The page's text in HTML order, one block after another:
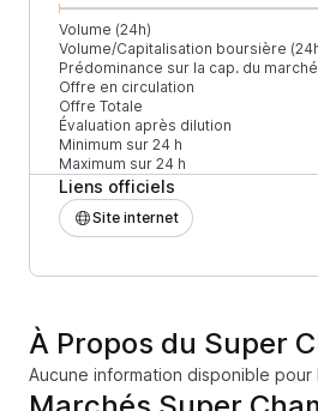
Volume (24h)
Volume/Capitalisation boursière
Prédominance sur la cap. du marché
Offre en circulation
Offre Totale
Évaluation après dilution
Minimum sur 24 h
Maximum sur 24 h
Liens officiels
Site internet
À Propos du Super
Aucune information disponible pour